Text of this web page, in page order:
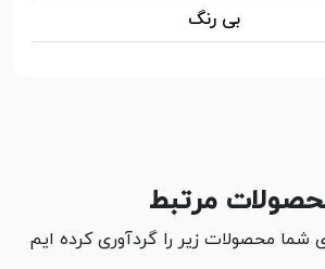
بی رنگ
مرتبط
محصولات زیر را گردآوری کرده ایم